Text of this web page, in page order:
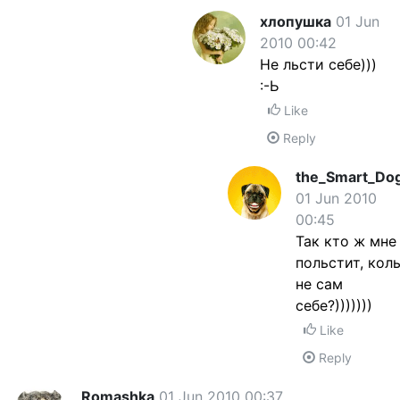
хлопушка 01 Jun
2010 00:42
Не льсти себе)))
:-Ь
Like
Reply
01 Jun 2010
00:45
Так кто ж мне
польстит, коль
не сам
себе?)))))))
Like
Reply
Romashka 01 Jun 2010 00:37